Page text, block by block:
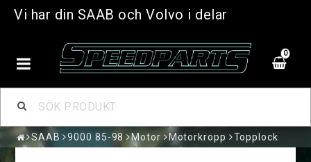
Vi har din SAAB och Volvo i delar
0
SAAB 9000 85-98 Motor Motorkropp Topplock